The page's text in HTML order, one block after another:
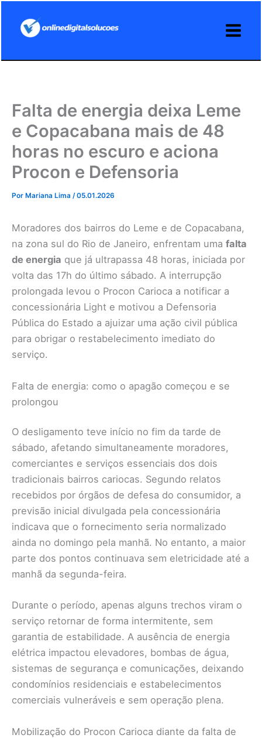
Falta de energia deixa Leme
e Copacabana mais de 48
horas no escuro e aciona
Procon e Defensoria
Por Mariana Lima /05.01.2026
Moradores dos bairros do Leme e de Copacabana,
na zona sul do Rio de Janeiro, enfrentam uma falta
de energia que já ultrapassa 48 horas, iniciada por
volta das 17h do último sábado. A interrupção
prolongada levou o Procon Carioca a notificar a
concessionária Light e motivou a Defensoria
Pública do Estado a ajuizar uma ação civil pública
para obrigar o restabelecimento imediato do
serviço.
Falta de energia: como o apagão começou e se
prolongou
O desligamento teve início no fim da tarde de
sábado, afetando simultaneamente moradores,
comerciantes e serviços essenciais dos dois
tradicionais bairros cariocas. Segundo relatos
recebidos por órgãos de defesa do consumidor, a
previsão inicial divulgada pela concessionária
indicava que o fornecimento seria normalizado
ainda no domingo pela manhã. No entanto, a maior
parte dos pontos continuava sem eletricidade até a
manhã da segunda-feira.
Durante o período, apenas alguns trechos viram o
serviço retornar de forma intermitente, sem
garantia de estabilidade. A ausência de energia
elétrica impactou elevadores, bombas de água,
sistemas de segurança e comunicações, deixando
condomínios residenciais e estabelecimentos
comerciais vulneráveis e sem operação plena.
Mobilização do Procon Carioca diante da falta de